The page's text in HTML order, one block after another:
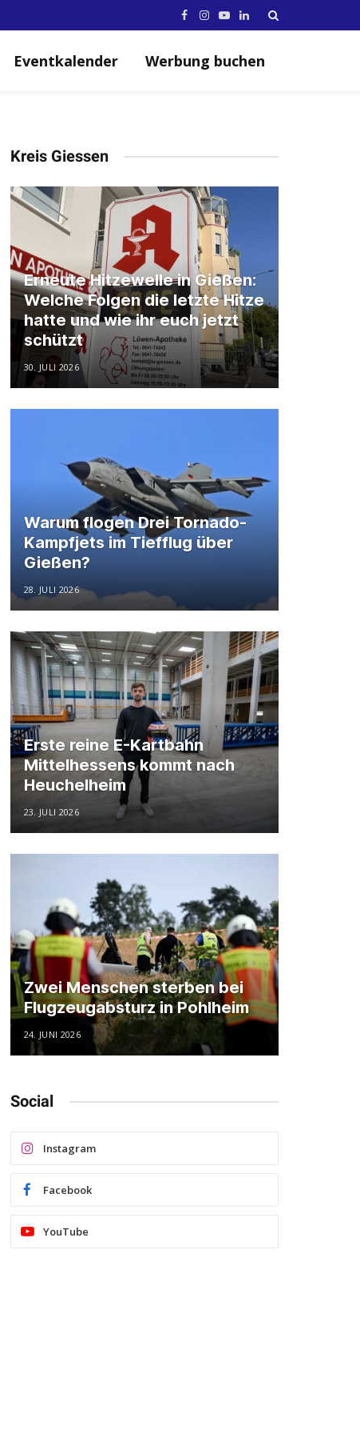
Facebook
Instagram
YouTube
LinkedIn
Eventkalender Werbung buchen
Kreis Giessen
Erneute Hitzewelle in Gießen:
Welche Folgen die letzte Hitze
hatte und wie ihr euch jetzt
schützt
30. JULI 2026
Warum flogen Drei Tornado-
Kampfjets im Tiefflug über
Gießen?
28. JULI 2026
Erste reine E-Kartbahn
Mittelhessens kommt nach
Heuchelheim
23. JULI 2026
Zwei Menschen sterben bei
Flugzeugabsturz in Pohlheim
24. JUNI 2026
Social
Instagram
Facebook
YouTube